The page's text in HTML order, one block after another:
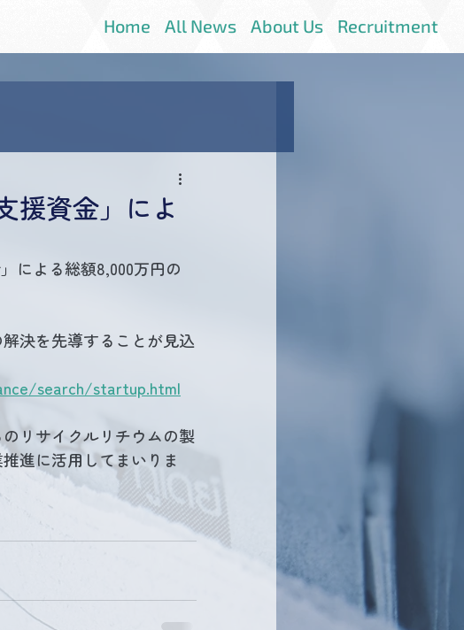
Home All News About Us Recruitment
援資金」によ
による総額8,000万円の
決を先導することが見込
search/startup.html
リサイクルリチウムの製
進に活用してまいりま